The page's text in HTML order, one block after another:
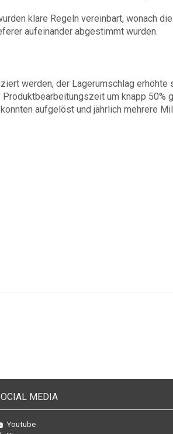
klare Regeln vereinbart, wonach
aufeinander abgestimmt wurden.
werden, der Lagerumschlag erhöhte
um knapp 50%
aufgelöst und jährlich mehrere
MEDIA
Youtube